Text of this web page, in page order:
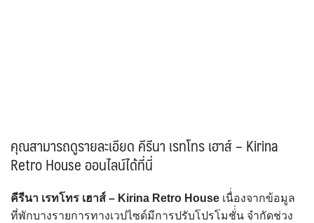
คุณสามารถดูรายละเอียด คีรีนา เรทโทร เฮาส์ – Kirina
Retro House ออนไลน์ได้ที่นี่
คีรีนา เรทโทร เฮาส์ – Kirina Retro House เนื่่องจากข้อมูล
ที่พักบางรายการทางเวปไซด์มีการปรับโปรโมชั่่น จำกัดช่วง